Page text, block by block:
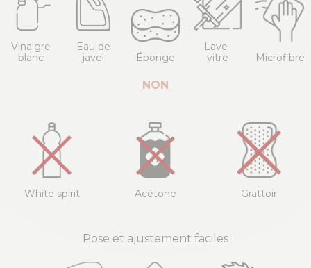
Vinaigre
blanc
Eau de
javel
Éponge
Lave-
vitre
Microfibre
NON
White spirit Acétone Grattoir
Pose et ajustement faciles